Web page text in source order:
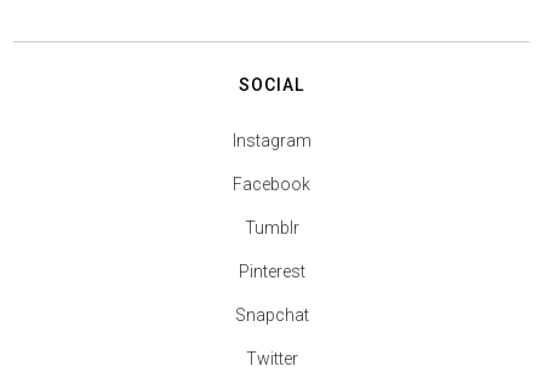
SOCIAL
Instagram
Facebook
Tumblr
Pinterest
Snapchat
Twitter